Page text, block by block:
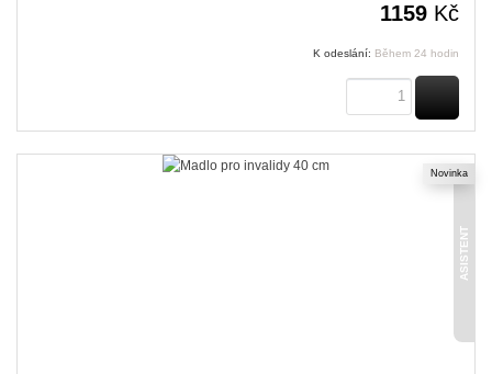
1159 Kč
K odeslání: Během 24 hodin
ASISTENT
Novinka